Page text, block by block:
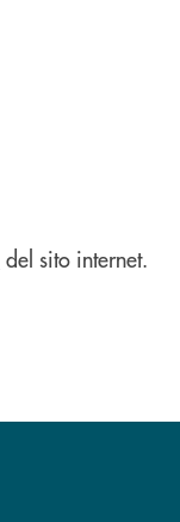
del sito internet.